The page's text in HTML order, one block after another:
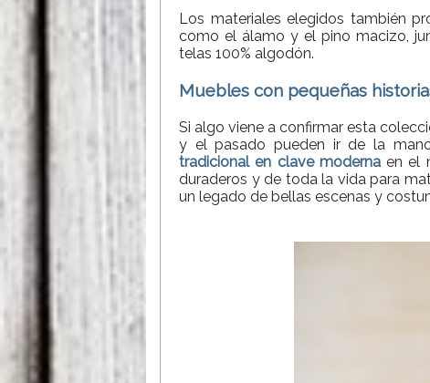
Los materiales elegidos también
como el álamo y el pino macizo,
telas 100% algodón.
Muebles con pequeñas
Si algo viene a confirmar esta
y el pasado pueden ir de la
tradicional en clave modernaen el
duraderos y de toda la vida para
un legado de bellas escenas y